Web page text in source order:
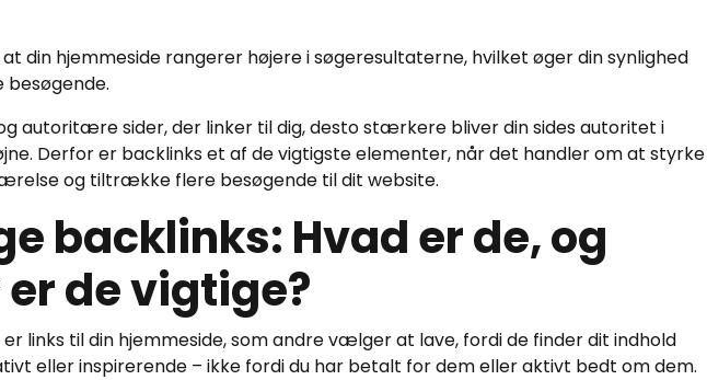
din hjemmeside rangerer højere i søgeresultaterne, hvilket øger din synlighed
autoritære sider, der linker til dig, desto stærkere bliver din sides autoritet i
Derfor er backlinks et af de vigtigste elementer, når det handler om at styrke
og tiltrække flere besøgende til dit website.
backlinks: Hvad er de, og
de vigtige?
links til din hjemmeside, som andre vælger at lave, fordi de finder dit indhold
eller inspirerende – ikke fordi du har betalt for dem eller aktivt bedt om dem.